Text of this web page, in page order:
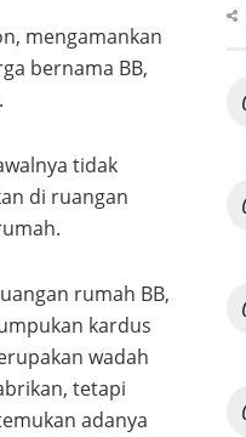
mengamankan
bernama BB,
tidak
di ruangan
rumah BB,
kardus
wadah
tetapi
adanya